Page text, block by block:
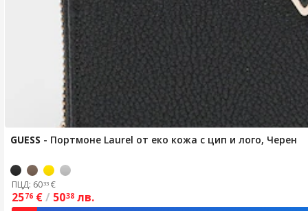
GUESS - Портмоне Laurel от еко кожа с цип и лого, Черен
ПЦД: 6033 €
2576 €/ 5038 лв.